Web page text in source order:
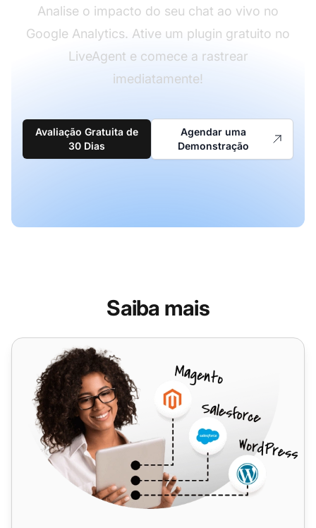
Analise o impacto do seu chat ao vivo no
Google Analytics. Ative um plugin gratuito no
LiveAgent e comece a rastrear
imediatamente!
Avaliação Gratuita de
30 Dias
Agendar uma
Demonstração
Saiba mais
Google Analytics